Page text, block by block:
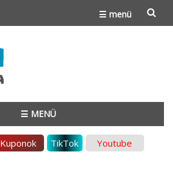
☰ menü
☰ MENÜ
Kuponok TikTok Youtube